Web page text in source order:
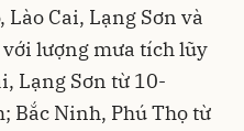
Cai, Lạng Sơn và
lượng mưa tích lũy
Lạng Sơn từ 10-
Bắc Ninh, Phú Thọ từ